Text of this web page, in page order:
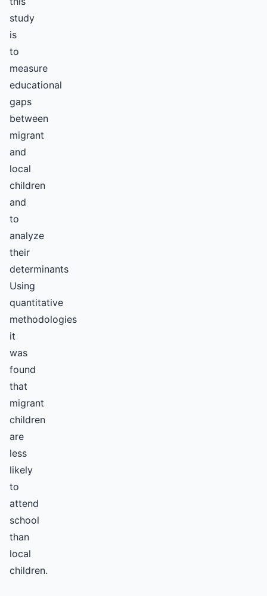
study
is
to
measure
educational
gaps
between
migrant
and
local
children
and
to
analyze
their
determinants
Using
quantitative
methodologies
it
was
found
that
migrant
children
are
less
likely
to
attend
school
than
local
children.